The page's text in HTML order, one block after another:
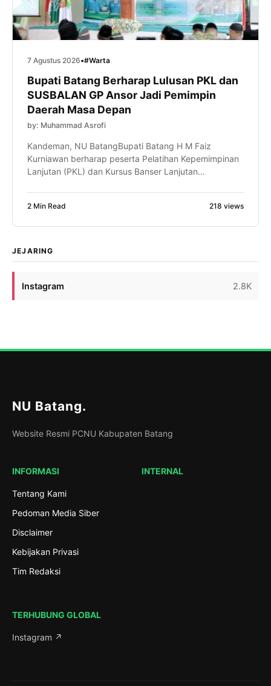
7 Agustus 2026•#Warta
Bupati Batang Berharap Lulusan PKL dan
SUSBALAN GP Ansor Jadi Pemimpin
Daerah Masa Depan
by: Muhammad Asrofi
Kandeman, NU BatangBupati Batang H M Faiz
Kurniawan berharap peserta Pelatihan Kepemimpinan
Lanjutan (PKL) dan Kursus Banser Lanjutan
masing-masing. Bahkan, ia optimistis dari proses
mendatang. Harapan itu disampaikan Faiz saat […]
2 Min Read 218 views
JEJARING
Instagram 2.8K
NU Batang.
Website Resmi PCNU Kabupaten Batang
INFORMASI
Tentang Kami
Pedoman Media Siber
Disclaimer
Kebijakan Privasi
Tim Redaksi
INTERNAL
TERHUBUNG GLOBAL
Instagram ↗